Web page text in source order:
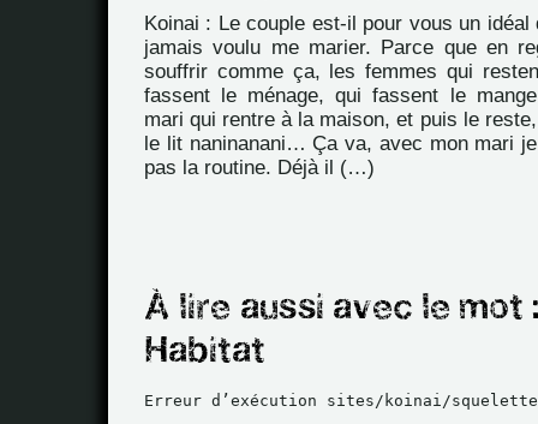
Koinai : Le couple est-il pour vous un idéal
jamais voulu me marier. Parce que en
souffrir comme ça, les femmes qui
fassent le ménage, qui fassent le
mari qui rentre à la maison, et puis le
le lit naninanani… Ça va, avec mon mari
pas la routine. Déjà il (…)
Erreur d’exécution sites/koinai/